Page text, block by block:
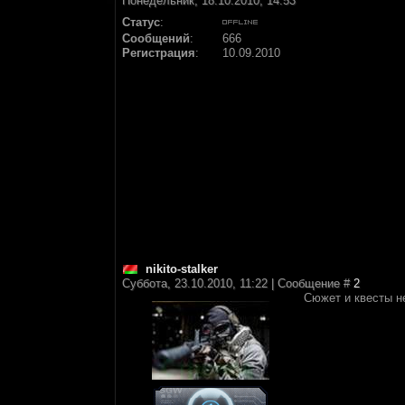
Статус:
Сообщений:
666
Регистрация: 10.09.2010
nikito-stalker
Суббота, 23.10.2010, 11:22 | Сообщение # 2
Сюжет и квесты